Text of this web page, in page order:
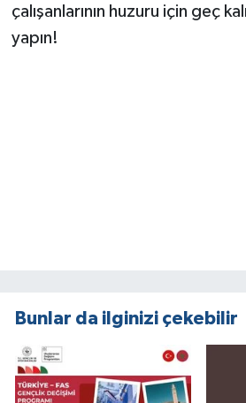
çalışanlarının huzuru için geç
yapın!
Bunlar da ilginizi çekebilir